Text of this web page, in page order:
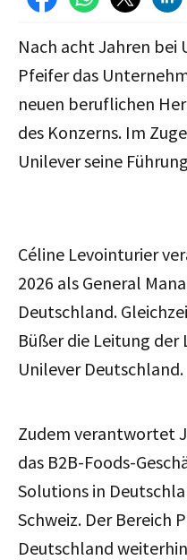
Nach acht Jahren bei
Pfeifer das
neuen beruflichen
des Konzerns. Im
Unilever seine
Céline Levointurier
2026 als General
Deutschland.
Büßer die Leitung der
Unilever Deutschland.
Zudem verantwortet
das B2B-Foods-
Solutions in
Schweiz. Der Bereich
Deutschland